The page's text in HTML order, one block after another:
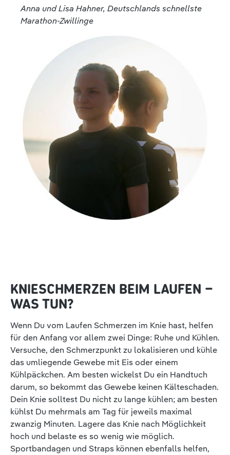
Anna und Lisa Hahner, Deutschlands schnellste
Marathon-Zwillinge
KNIESCHMERZEN BEIM LAUFEN –
WAS TUN?
Wenn Du vom Laufen Schmerzen im Knie hast, helfen
für den Anfang vor allem zwei Dinge: Ruhe und Kühlen.
Versuche, den Schmerzpunkt zu lokalisieren und kühle
das umliegende Gewebe mit Eis oder einem
Kühlpäckchen. Am besten wickelst Du ein Handtuch
darum, so bekommt das Gewebe keinen Kälteschaden.
Dein Knie solltest Du nicht zu lange kühlen; am besten
kühlst Du mehrmals am Tag für jeweils maximal
zwanzig Minuten. Lagere das Knie nach Möglichkeit
hoch und belaste es so wenig wie möglich.
Sportbandagen und Straps können ebenfalls helfen,